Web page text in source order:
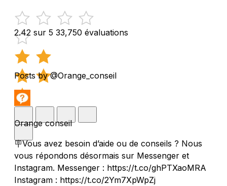
2.42 sur 5 33,750 évaluations
Posts by @Orange_conseil
Orange conseil
🪧Vous avez besoin d’aide ou de conseils ? Nous
vous répondons désormais sur Messenger et
Instagram. Messenger : https://t.co/ghPTXaoMRA
Instagram : https://t.co/2Ym7XpWpZj